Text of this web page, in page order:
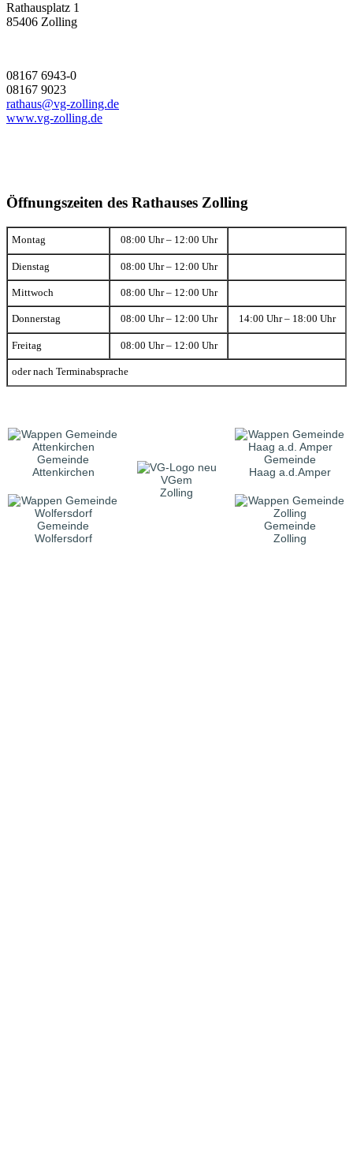
Rathausplatz 1
85406 Zolling
08167 6943-0
08167 9023
rathaus@vg-zolling.de
www.vg-zolling.de
Öffnungszeiten des Rathauses Zolling
Montag 08:00 Uhr – 12:00 Uhr
Dienstag 08:00 Uhr – 12:00 Uhr
Mittwoch 08:00 Uhr – 12:00 Uhr
Donnerstag 08:00 Uhr – 12:00 Uhr 14:00 Uhr – 18:00 Uhr
Freitag 08:00 Uhr – 12:00 Uhr
oder nach Terminabsprache
Gemeinde
Attenkirchen
VGem
Zolling
Gemeinde
Haag a.d.Amper
Gemeinde
Wolfersdorf
Gemeinde
Zolling